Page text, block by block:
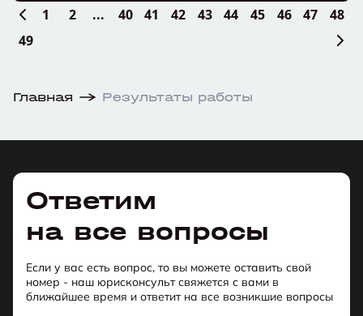
1 2 ... 40 41 42 43 44 45 46 47
48
49
Главная Результаты работы
Ответим
на все вопросы
Если у вас есть вопрос, то вы можете оставить свой
номер - наш юрисконсульт свяжется с вами в
ближайшее время и ответит на все возникшие вопросы